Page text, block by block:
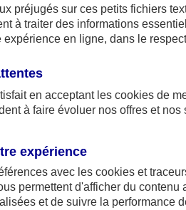
préjugés sur ces petits fichiers
à traiter des informations
expérience en ligne, dans le
en acceptant les cookies de
à faire évoluer nos offres et nos
expérience
avec les cookies et
permettent d'afficher du contenu
et de suivre la performance